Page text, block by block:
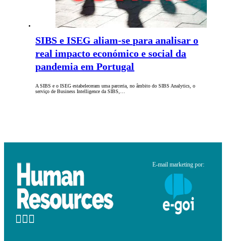
SIBS e ISEG aliam-se para analisar o
real impacto económico e social da
pandemia em Portugal
A SIBS e o ISEG estabeleceram uma parceria, no âmbito do SIBS Analytics, o
serviço de Business Intelligence da SIBS,…
E-mail marketing por: